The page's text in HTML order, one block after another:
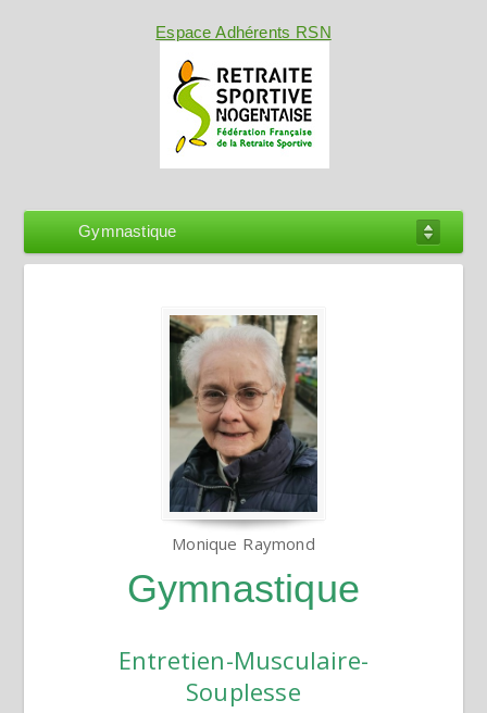
Espace Adhérents RSN
Gymnastique
Gymnastique
Entretien-Musculaire-
Souplesse
Monique Raymond